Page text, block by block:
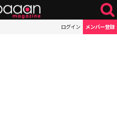
ログイン メンバー登録